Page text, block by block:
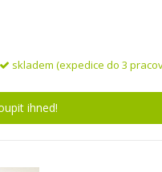
skladem (expedice do 3
ihned!